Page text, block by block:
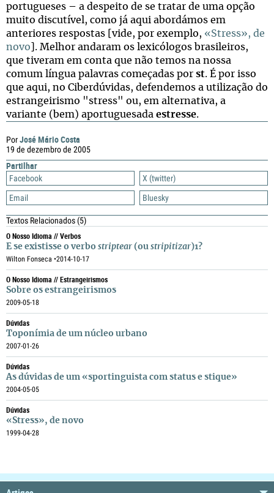
PorJosé Mário Costa
19 de dezembro de 2005
Partilhar
Facebook
X (twitter)
Email
Bluesky
Textos Relacionados(5)
O Nosso Idioma // Verbos
E se existisse o verbo striptear (ou stripitizar)1?
Wilton Fonseca •2014-10-17
O Nosso Idioma // Estrangeirismos
Sobre os estrangeirismos
2009-05-18
Dúvidas
Toponímia de um núcleo urbano
2007-01-26
Dúvidas
As dúvidas de um «sportinguista com status e stique»
2004-05-05
Dúvidas
«Stress», de novo
1999-04-28
portugueses – a despeito de se tratar de uma opção
muito discutível, como já aqui abordámos em
anteriores respostas [vide, por exemplo, «Stress», de
novo ]. Melhor andaram os lexicólogos brasileiros,
que tiveram em conta que não temos na nossa
comum língua palavras começadas por st. É por isso
que aqui, no Ciberdúvidas, defendemos a utilização do
estrangeirismo "stress" ou, em alternativa, a
variante (bem) aportuguesada estresse.